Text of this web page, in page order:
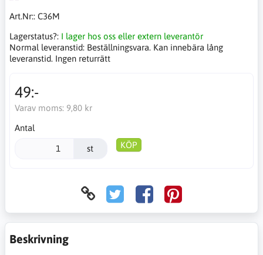
Art.Nr:: C36M
Lagerstatus?: I lager hos oss eller extern leverantör
Normal leveranstid: Beställningsvara. Kan innebära lång
leveranstid. Ingen returrätt
49:-
Varav moms: 9,80 kr
Antal
st KÖP
Beskrivning